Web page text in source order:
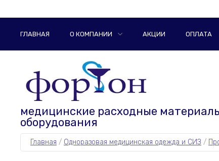
ГЛАВНАЯ О КОМПАНИИ АКЦИИ ОПЛАТА
медицинские расходные
оборудования
Главная / Одноразовая медицинская одежда и СИЗ /